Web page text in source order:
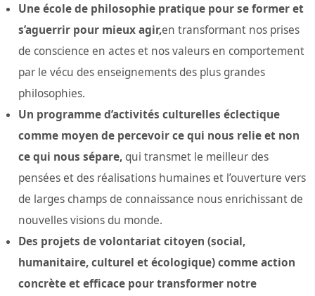
Une école de philosophie pratique pour se former et
s’aguerrir pour mieux agir,en transformant nos prises
de conscience en actes et nos valeurs en comportement
par le vécu des enseignements des plus grandes
philosophies.
Un programme d’activités culturelles éclectique
comme moyen de percevoir ce qui nous relie et non
ce qui nous sépare,qui transmet le meilleur des
pensées et des réalisations humaines et l’ouverture vers
de larges champs de connaissance nous enrichissant de
nouvelles visions du monde.
Des projets de volontariat citoyen (social,
humanitaire, culturel et écologique) comme action
concrète et efficace pour transformer notre